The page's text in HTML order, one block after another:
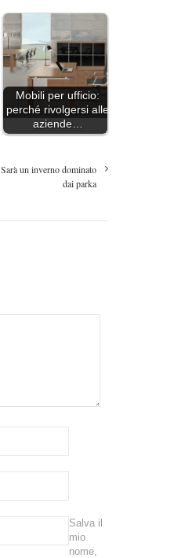
Mobili per ufficio:
perché rivolgersi alle
aziende…
Sarà un inverno dominato
dai parka
Salva il
mio
nome,